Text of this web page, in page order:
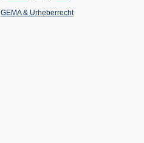
Tab)
GEMA & Urheberrecht